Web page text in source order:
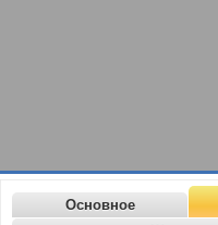
Основное